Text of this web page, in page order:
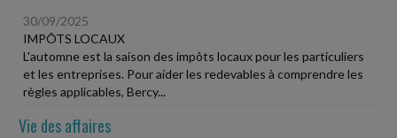
30/09/2025
IMPÔTS LOCAUX
L'automne est la saison des impôts locaux pour les particuliers
et les entreprises. Pour aider les redevables à comprendre les
règles applicables, Bercy...
Vie des affaires